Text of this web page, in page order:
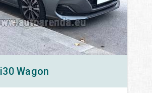
i30 Wagon